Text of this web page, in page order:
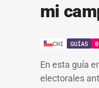
mi
CHI GUÍAS
En esta guía
electorales